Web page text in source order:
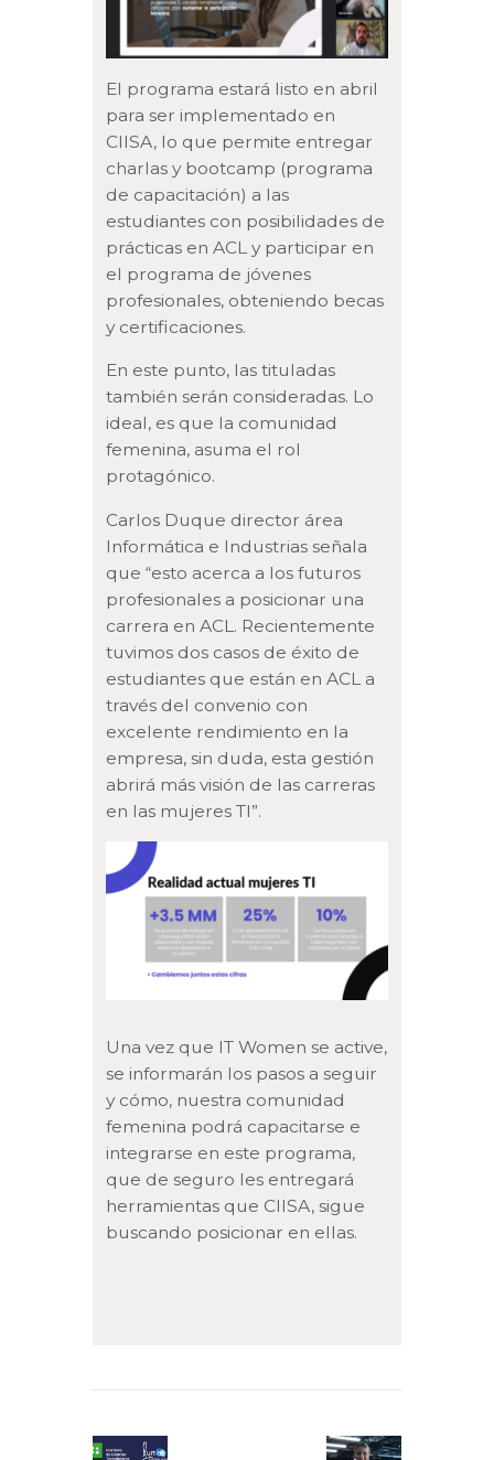
El programa estará listo en abril
para ser implementado en
CIISA, lo que permite entregar
charlas y bootcamp (programa
de capacitación) a las
estudiantes con posibilidades de
prácticas en ACL y participar en
el programa de jóvenes
profesionales, obteniendo becas
y certificaciones.
En este punto, las tituladas
también serán consideradas. Lo
ideal, es que la comunidad
femenina, asuma el rol
protagónico.
Carlos Duque director área
Informática e Industrias señala
que “esto acerca a los futuros
profesionales a posicionar una
carrera en ACL. Recientemente
tuvimos dos casos de éxito de
estudiantes que están en ACL a
través del convenio con
excelente rendimiento en la
empresa, sin duda, esta gestión
abrirá más visión de las carreras
en las mujeres TI”.
Una vez que IT Women se active,
se informarán los pasos a seguir
y cómo, nuestra comunidad
femenina podrá capacitarse e
integrarse en este programa,
que de seguro les entregará
herramientas que CIISA, sigue
buscando posicionar en ellas.
de